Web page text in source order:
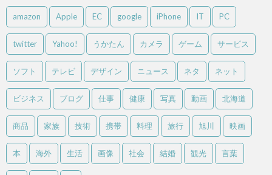
amazon Apple EC google iPhone IT PC
twitter Yahoo! うかたん カメラ ゲーム サービス
ソフト テレビ デザイン ニュース ネタ ネット
ビジネス ブログ 仕事 健康 写真 動画 北海道
商品 家族 技術 携帯 料理 旅行 旭川 映画
本 海外 生活 画像 社会 結婚 観光 言葉